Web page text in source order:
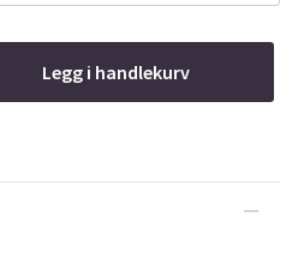
Legg i handlekurv